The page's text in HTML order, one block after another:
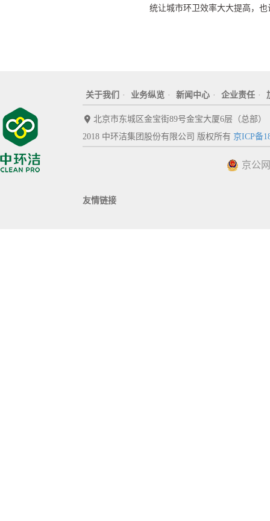
统让城市环卫效率大大提高，也
关于我们 · 业务纵览 · 新闻中心 · 企业责任 ·
北京市东城区金宝街89号金宝大厦6层（总部）
2018 中环洁集团股份有限公司 版权所有 京ICP备
京公
友情链接